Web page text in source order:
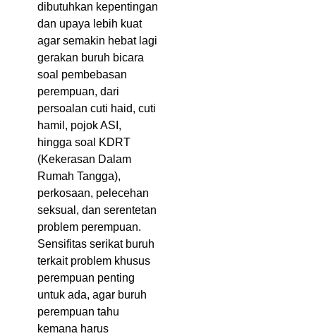
dibutuhkan kepentingan
dan upaya lebih kuat
agar semakin hebat lagi
gerakan buruh bicara
soal pembebasan
perempuan, dari
persoalan cuti haid, cuti
hamil, pojok ASI,
hingga soal KDRT
(Kekerasan Dalam
Rumah Tangga),
perkosaan, pelecehan
seksual, dan serentetan
problem perempuan.
Sensifitas serikat buruh
terkait problem khusus
perempuan penting
untuk ada, agar buruh
perempuan tahu
kemana harus